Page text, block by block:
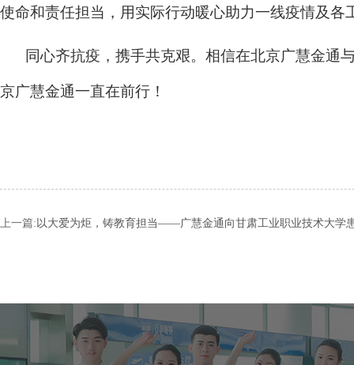
使命和责任担当，用实际行动暖心助力一线疫情及各
同心齐抗疫，携手共克艰。相信在北京广慧金通
京广慧金通一直在前行！
上一篇: 以大爱为炬，铸教育担当——广慧金通向甘肃工业职业技术大学